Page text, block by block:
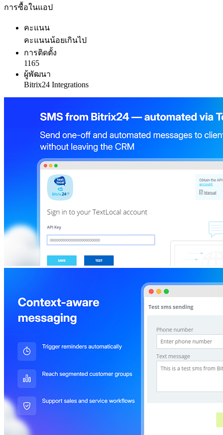
การซื้อในแอป
คะแนน
คะแนนน้อยเกินไป
การติดตั้ง
1165
ผู้พัฒนา
Bitrix24 Integrations